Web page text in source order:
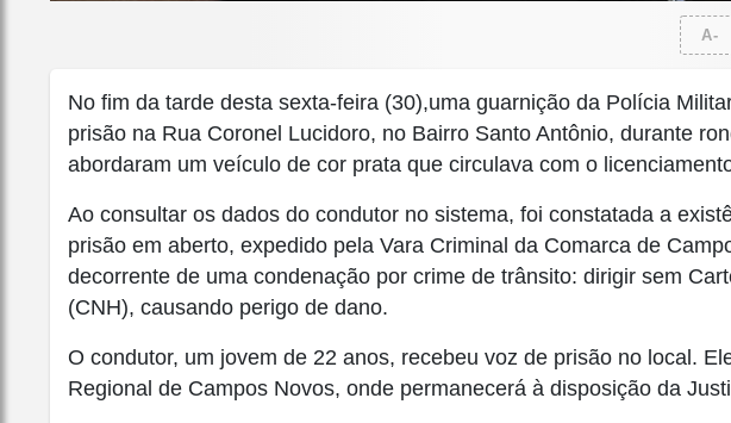
A-
No fim da tarde desta sexta-feira (30),uma guarnição da Polícia
prisão na Rua Coronel Lucidoro, no Bairro Santo Antônio, durante
abordaram um veículo de cor prata que circulava com o
Ao consultar os dados do condutor no sistema, foi constatada a
prisão em aberto, expedido pela Vara Criminal da Comarca de
decorrente de uma condenação por crime de trânsito: dirigir sem
(CNH), causando perigo de dano.
O condutor, um jovem de 22 anos, recebeu voz de prisão no local.
Regional de Campos Novos, onde permanecerá à disposição da